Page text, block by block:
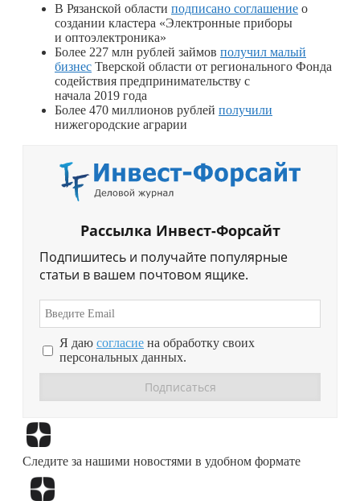
В Рязанской области подписано соглашение о
создании кластера «Электронные приборы
и оптоэлектроника»
Более 227 млн рублей займов получил малый
бизнес Тверской области от регионального Фонда
содействия предпринимательству с
начала 2019 года
Более 470 миллионов рублей получили
нижегородские аграрии
Рассылка Инвест-Форсайт
Подпишитесь и получайте популярные
статьи в вашем почтовом ящике.
Я даю согласие на обработку своих
персональных данных.
Следите за нашими новостями в удобном формате